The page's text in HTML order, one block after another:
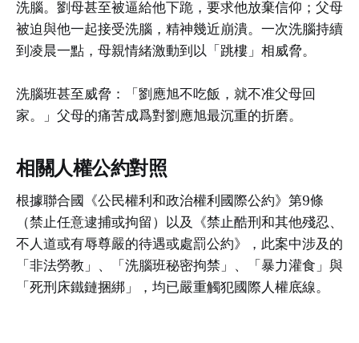
洗腦。劉母甚至被逼給他下跪，要求他放棄信仰；父母
被迫與他一起接受洗腦，精神幾近崩潰。一次洗腦持續
到凌晨一點，母親情緒激動到以「跳樓」相威脅。
洗腦班甚至威脅：「劉應旭不吃飯，就不准父母回
家。」父母的痛苦成爲對劉應旭最沉重的折磨。
相關人權公約對照
根據聯合國《公民權利和政治權利國際公約》第9條
（禁止任意逮捕或拘留）以及《禁止酷刑和其他殘忍、
不人道或有辱尊嚴的待遇或處罰公約》，此案中涉及的
「非法勞教」、「洗腦班秘密拘禁」、「暴力灌食」與
「死刑床鐵鏈捆綁」，均已嚴重觸犯國際人權底線。